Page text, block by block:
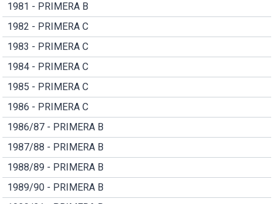
1981 - PRIMERA B
1982 - PRIMERA C
1983 - PRIMERA C
1984 - PRIMERA C
1985 - PRIMERA C
1986 - PRIMERA C
1986/87 - PRIMERA B
1987/88 - PRIMERA B
1988/89 - PRIMERA B
1989/90 - PRIMERA B